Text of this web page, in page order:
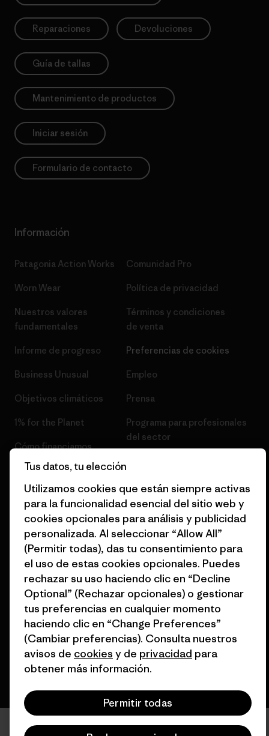
Reparaciones Devoluciones
Guía de tallas
Mantenimiento de productos
Iniciar sesión
Formulario de contacto
Información
Patagonia Action Works
Worn Wear
Nuestros valores
fundamentales
Informe de progreso
Business Unusual
Objetivos climáticos
1% for the Planet
Cómo financiamos
Tarjetas regalo
Encuentra una tienda
Comunidad Pro
Política de privacidad
Términos y condiciones
de venta
Preferencias de cookies
Empleo
Prensa
Programa para profesionales
del sector
Mapa del sitio Patagonia
España
© 2026 Patagonia, Inc. Todos los derechos reservados.
español
Tus datos, tu elección
Utilizamos cookies que están siempre activas
para la funcionalidad esencial del sitio web y
cookies opcionales para análisis y publicidad
personalizada. Al seleccionar “Allow All”
(Permitir todas), das tu consentimiento para
el uso de estas cookies opcionales. Puedes
rechazar su uso haciendo clic en “Decline
Optional” (Rechazar opcionales) o gestionar
tus preferencias en cualquier momento
haciendo clic en “Change Preferences”
(Cambiar preferencias). Consulta nuestros
avisos de cookies y de privacidad para
obtener más información.
Permitir todas